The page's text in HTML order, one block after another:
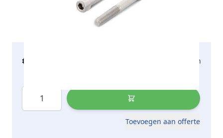
€ 94,79 2-5 werkdagen
Aantal
Toevoegen aan offerte